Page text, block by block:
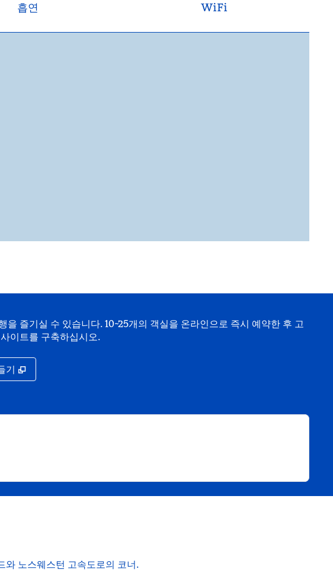
흡연 WiFi
즐기실 수 있습니다. 10~25개의 객실을 온라인으로 즉시 예약한 후 고
이트를 구축하십시오.
기 ,
와 노스웨스턴 고속도로의 코너.